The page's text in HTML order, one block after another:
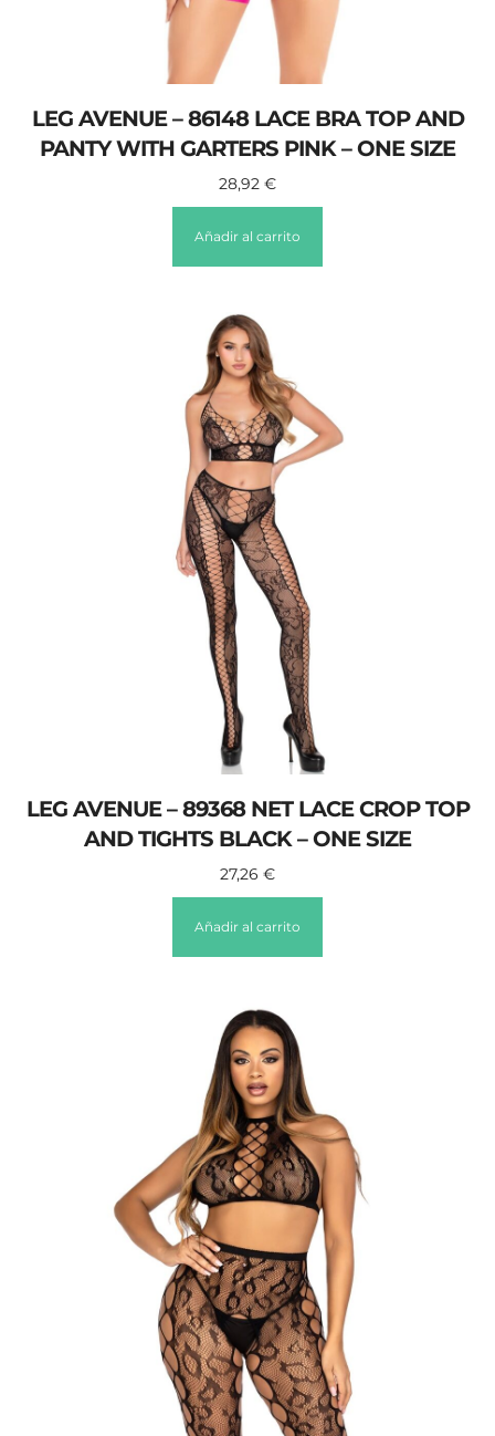
LEG AVENUE – 86148 LACE BRA TOP AND
PANTY WITH GARTERS PINK – ONE SIZE
28,92 €
Añadir al carrito
LEG AVENUE – 89368 NET LACE CROP TOP
AND TIGHTS BLACK – ONE SIZE
27,26 €
Añadir al carrito